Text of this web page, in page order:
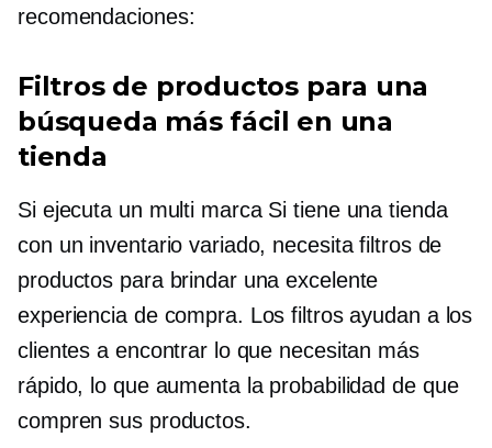
recomendaciones:
Filtros de productos para una
búsqueda más fácil en una
tienda
Si ejecuta un multi marcaSi tiene una tienda
con un inventario variado, necesita filtros de
productos para brindar una excelente
experiencia de compra. Los filtros ayudan a los
clientes a encontrar lo que necesitan más
rápido, lo que aumenta la probabilidad de que
compren sus productos.